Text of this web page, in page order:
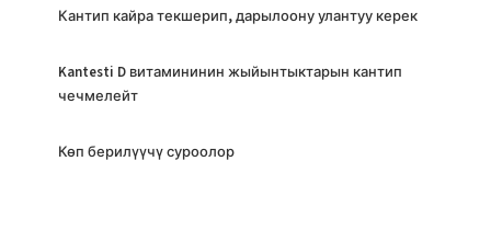
Кантип кайра текшерип, дарылоону улантуу керек
Kantesti D витамининин жыйынтыктарын кантип
чечмелейт
Көп берилүүчү суроолор